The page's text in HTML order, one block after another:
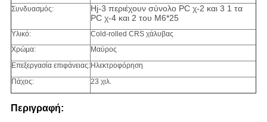
Συνδυασμός:
Hj-3 περιέχουν σύνολο PC χ-2 και 3 1 τα
PC χ-4 και 2 του M6*25
Υλικό:
Cold-rolled CRS χάλυβας
Χρώμα:
Μαύρος
Επεξεργασία επιφάνειας: Ηλεκτροφόρηση
Πάχος:
23 χιλ.
Περιγραφή: